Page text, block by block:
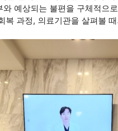
예상되는 불편을 구체적으
복 과정, 의료기관을 살펴볼